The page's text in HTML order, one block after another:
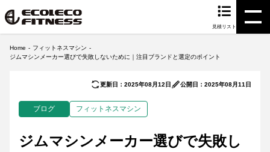
見積リスト
Home
フィットネスマシン
ジムマシンメーカー選びで失敗しないために｜注目ブランドと選定のポイント
更新日：2025年08月12日 公開日：2025年08月11日
ブログ フィットネスマシン
ジムマシンメーカー選びで失敗し